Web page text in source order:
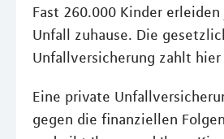
Fast 260.000 Kinder
Unfall zuhause. Die
Unfallversicherung zahlt
Eine private
gegen die finanziellen